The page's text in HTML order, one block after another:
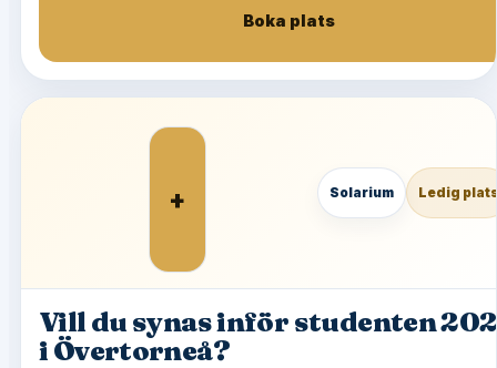
Boka plats
+ Solarium Ledig
Vill du synas inför studenten
i Övertorneå?